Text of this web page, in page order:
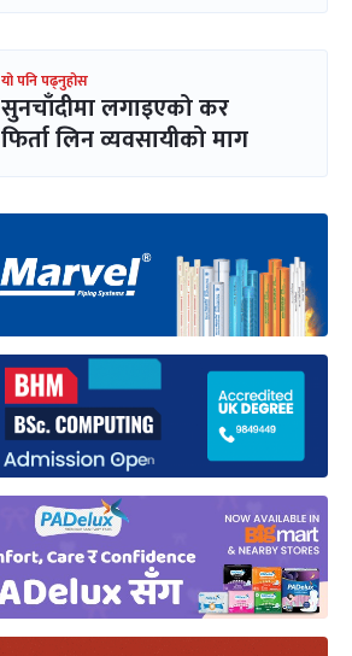
यो पनि पढ्नुहोस
सुनचाँदीमा लगाइएको कर
फिर्ता लिन व्यवसायीको माग